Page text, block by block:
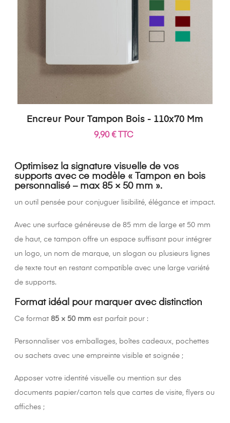
Encreur Pour Tampon Bois - 110x70 Mm
9,90 € TTC
Optimisez la signature visuelle de vos
supports avec ce modèle «
Tampon en bois
personnalisé – max 85 × 50 mm ».
un outil pensée pour conjuguer lisibilité, élégance et impact.
Avec une surface généreuse de 85 mm de large et 50 mm
de haut, ce tampon offre un espace suffisant pour intégrer
un logo, un nom de marque, un slogan ou plusieurs lignes
de texte tout en restant compatible avec une large variété
de supports.
Format idéal pour marquer avec distinction
Ce format 85 × 50 mm est parfait pour :
Personnaliser vos emballages, boîtes cadeaux, pochettes
ou sachets avec une empreinte visible et soignée ;
Apposer votre identité visuelle ou mention sur des
documents papier/carton tels que cartes de visite, flyers ou
affiches ;